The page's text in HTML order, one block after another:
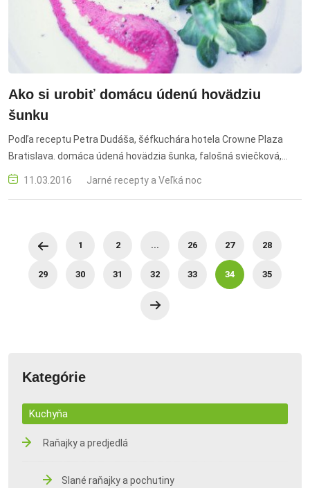
Ako si urobiť domácu údenú hovädziu
šunku
Podľa receptu Petra Dudáša, šéfkuchára hotela Crowne Plaza
Bratislava. domáca údená hovädzia šunka, falošná sviečková,
marináda, údenie, pečenie, veľkonočný recept
11.03.2016 Jarné recepty a Veľká noc
1 2 ... 26 27 28
29 30 31 32 33 34 35
Kategórie
Kuchyňa
Raňajky a predjedlá
Slané raňajky a pochutiny